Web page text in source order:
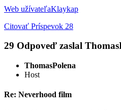
Web užívateľaKlaykap
Citovať Príspevok 28
29 Odpoveď zaslal
ThomasPolena
Host
Re: Neverhood film